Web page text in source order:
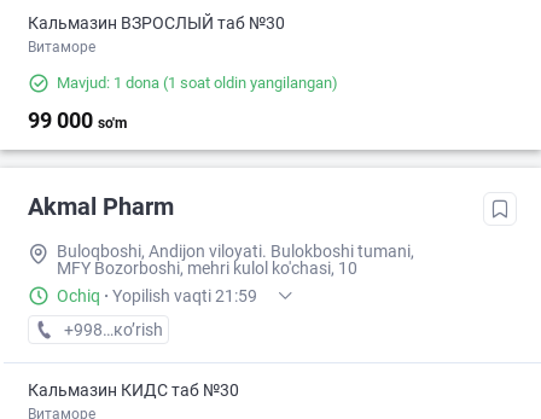
Кальмазин ВЗРОСЛЫЙ таб №30
Витаморе
Mavjud: 1 dona (1 soat oldin yangilangan)
99 000 so'm
Akmal Pharm
Buloqboshi, Andijon viloyati. Bulokboshi tumani,
MFY Bozorboshi, mehri kulol ko'chasi, 10
Ochiq · Yopilish vaqti 21:59
+998 (88) XXX-XX-XX
кo’rish
Кальмазин КИДС таб №30
Витаморе